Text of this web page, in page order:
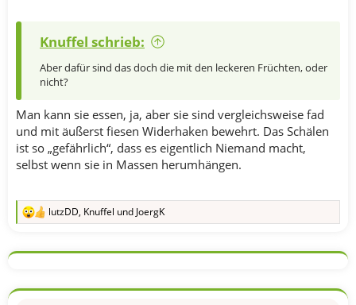
Knuffel schrieb:
Aber dafür sind das doch die mit den leckeren Früchten, oder
nicht?
Man kann sie essen, ja, aber sie sind vergleichsweise fad
und mit äußerst fiesen Widerhaken bewehrt. Das Schälen
ist so „gefährlich“, dass es eigentlich Niemand macht,
selbst wenn sie in Massen herumhängen.
R
k
o
lutzDD, Knuffel und JoergK